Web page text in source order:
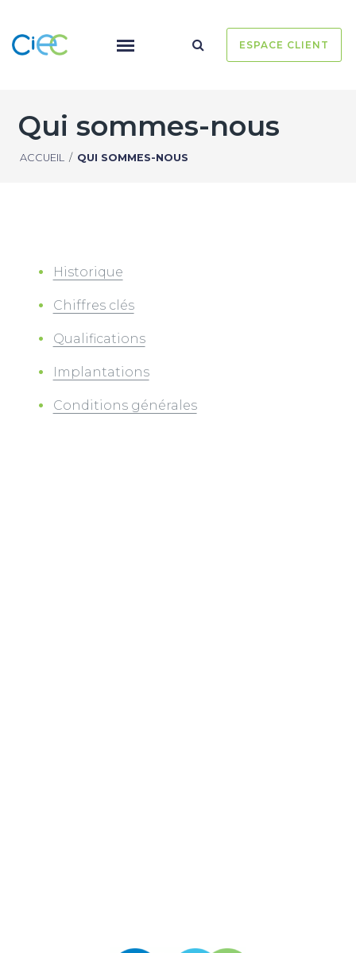
ESPACE CLIENT
Qui sommes-nous
ACCUEIL / QUI SOMMES-NOUS
Historique
Chiffres clés
Qualifications
Implantations
Conditions générales